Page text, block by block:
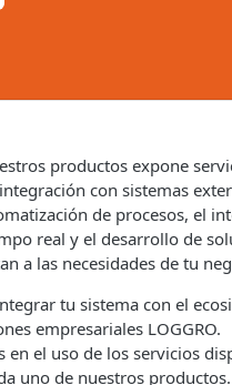
productos expone
con sistemas
de procesos, el
real y el desarrollo de
a las necesidades de tu
tu sistema con el
empresariales LOGGRO.
en el uso de los servicios
uno de nuestros productos.